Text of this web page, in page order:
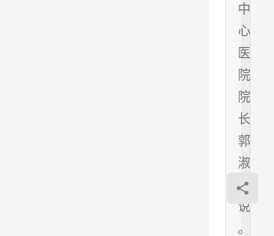
中
心
医
院
院
长
郭
淑
芹
说
。